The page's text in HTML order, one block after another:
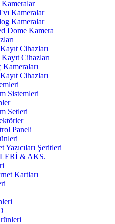
Kameralar
Kameralar
Dome Kamera
Cihazları
Cihazları
Kameraları
Cihazları
Sistemleri
Setleri
Paneli
Yazıcıları Şeritleri
& AKS.
Kartları